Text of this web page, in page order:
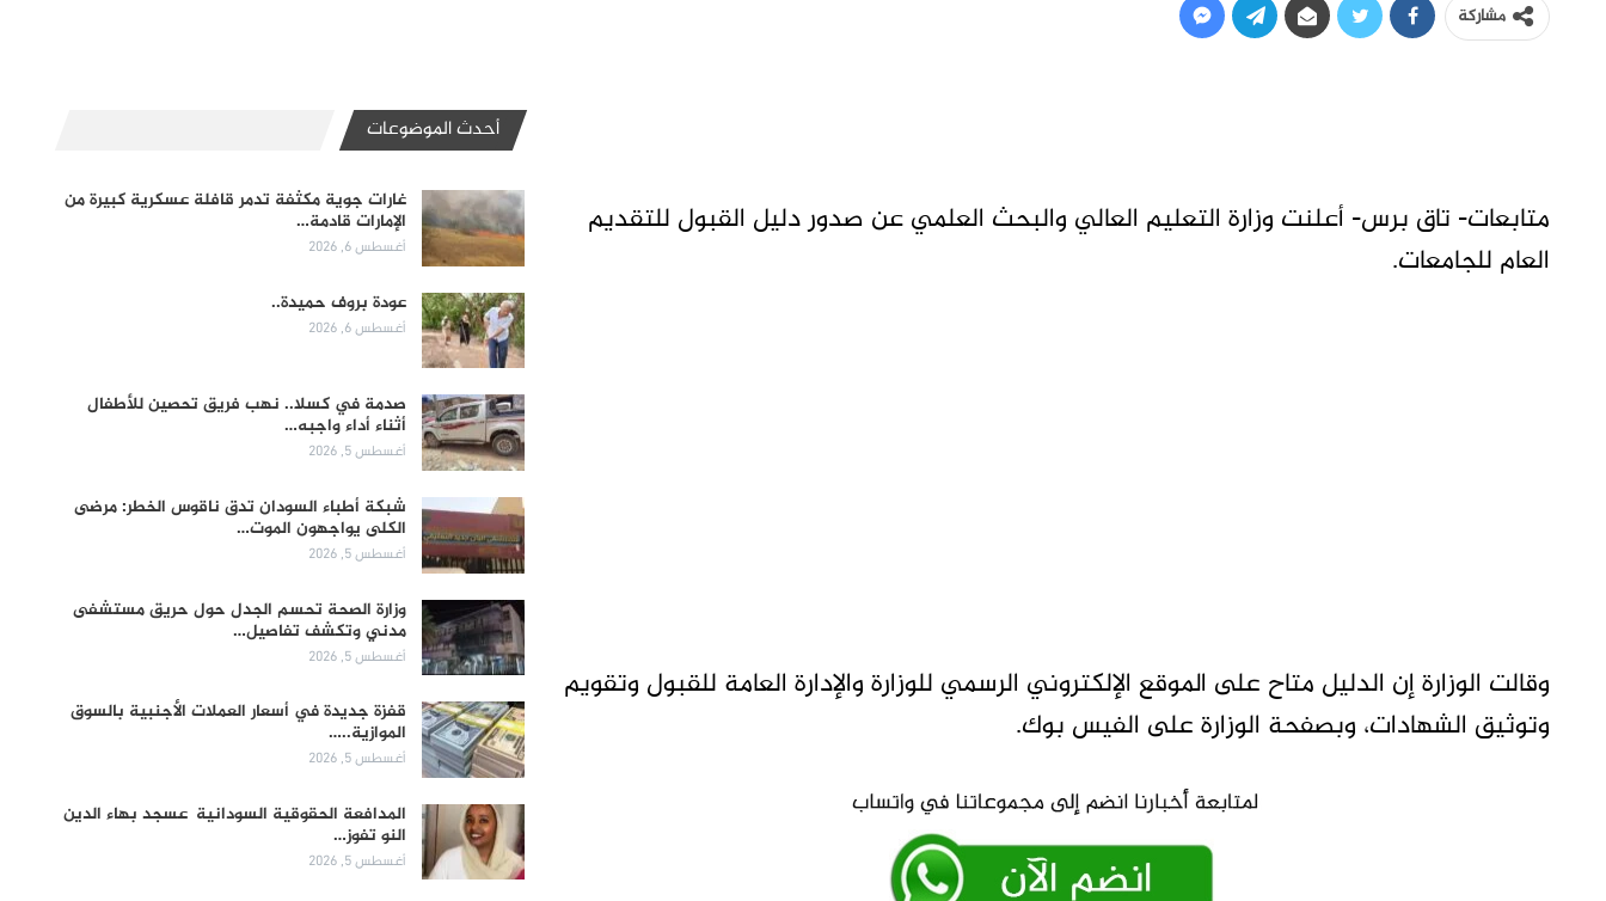
مشاركة
متابعات- تاق برس- أعلنت وزارة التعليم العالي والبحث العلمي عن صدور دليل القبول للتقديم
العام للجامعات.
وقالت الوزارة إن الدليل متاح على الموقع الإلكتروني الرسمي للوزارة والإدارة العامة للقبول وتقويم
وتوثيق الشهادات، وبصفحة الوزارة على الفيس بوك.
أحدث الموضوعات
غارات جوية مكثفة تدمر قافلة عسكرية كبيرة من
الإمارات قادمة…
أغسطس 6, 2026
عودة بروف حميدة..
أغسطس 6, 2026
صدمة في كسلا.. نهب فريق تحصين للأطفال
أثناء أداء واجبه…
أغسطس 5, 2026
شبكة أطباء السودان تدق ناقوس الخطر: مرضى
الكلى يواجهون الموت…
أغسطس 5, 2026
وزارة الصحة تحسم الجدل حول حريق مستشفى
مدني وتكشف تفاصيل…
أغسطس 5, 2026
قفزة جديدة في أسعار العملات الأجنبية بالسوق
الموازية..…
أغسطس 5, 2026
المدافعة الحقوقية السودانية عسجد بهاء الدين
النو تفوز…
أغسطس 5, 2026